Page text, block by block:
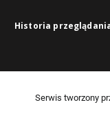
Historia
Serwis tworzony